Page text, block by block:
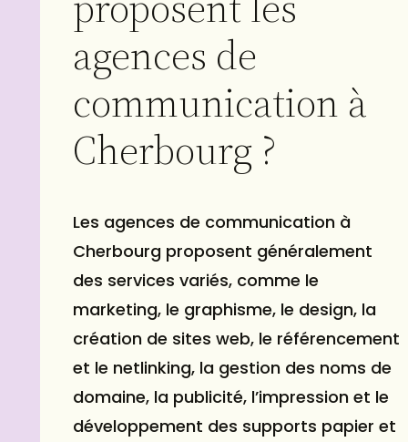
agences de
communication à
Cherbourg ?
Les agences de communication à
Cherbourg proposent généralement
des services variés, comme le
marketing, le graphisme, le design, la
création de sites web, le référencement
et le netlinking, la gestion des noms de
domaine, la publicité, l’impression et le
développement des supports papier et